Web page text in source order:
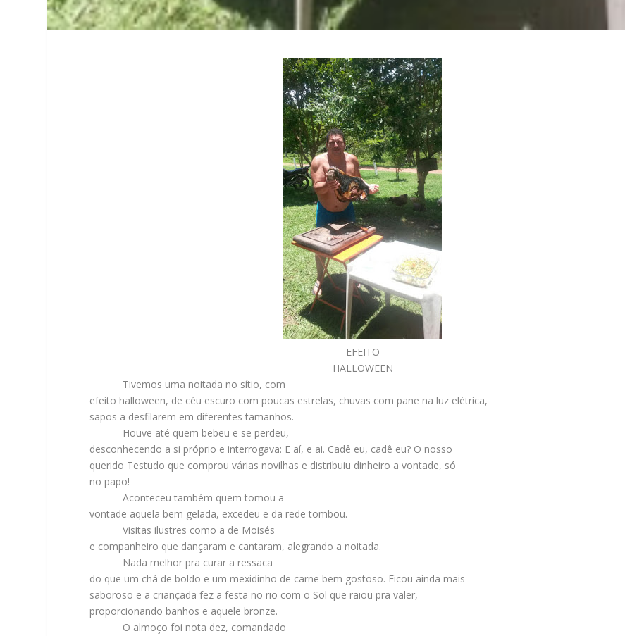
EFEITO
HALLOWEEN
Tivemos uma noitada no sítio, com
efeito halloween, de céu escuro com poucas estrelas, chuvas com pane na luz elétrica,
sapos a desfilarem em diferentes tamanhos.
Houve até quem bebeu e se perdeu,
desconhecendo a si próprio e interrogava: E aí, e ai. Cadê eu, cadê eu? O nosso
querido Testudo que comprou várias novilhas e distribuiu dinheiro a vontade, só
no papo!
Aconteceu também quem tomou a
vontade aquela bem gelada, excedeu e da rede tombou.
Visitas ilustres como a de Moisés
e companheiro que dançaram e cantaram, alegrando a noitada.
Nada melhor pra curar a ressaca
do que um chá de boldo e um mexidinho de carne bem gostoso. Ficou ainda mais
saboroso e a criançada fez a festa no rio com o Sol que raiou pra valer,
proporcionando banhos e aquele bronze.
O almoço foi nota dez, comandado